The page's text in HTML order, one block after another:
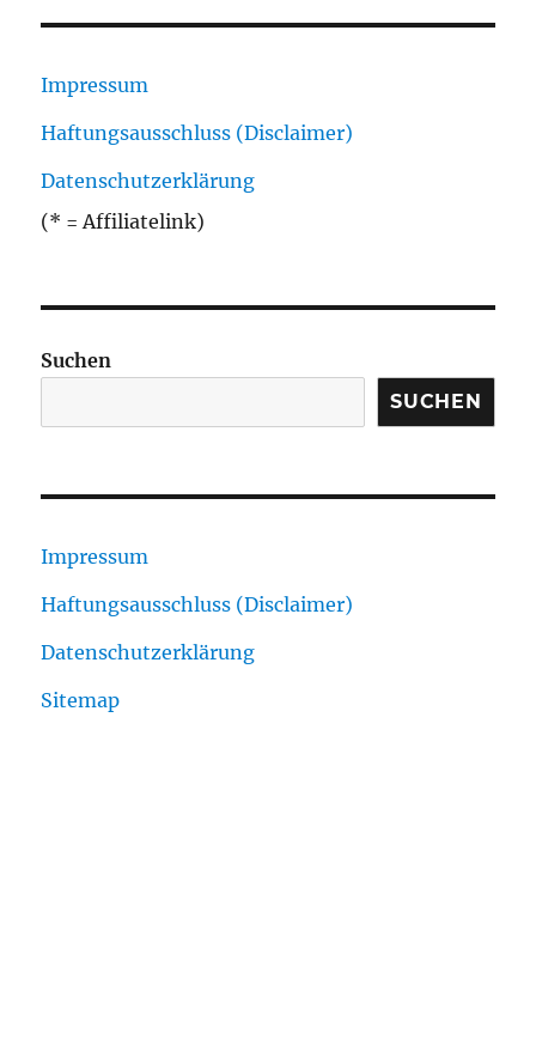
Impressum
Haftungsausschluss (Disclaimer)
Datenschutzerklärung
(* = Affiliatelink)
Suchen
SUCHEN
Impressum
Haftungsausschluss (Disclaimer)
Datenschutzerklärung
Sitemap